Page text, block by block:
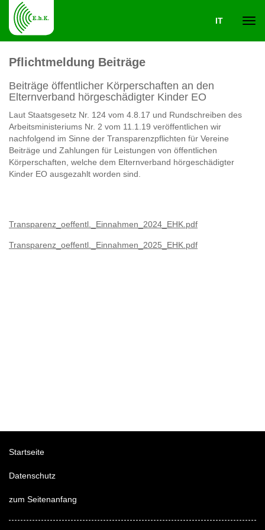
IT
Pflichtmeldung Beiträge
Beiträge öffentlicher Körperschaften an den
Elternverband hörgeschädigter Kinder EO
Laut Staatsgesetz Nr. 124 vom 4.8.17 und Rundschreiben des
Arbeitsministeriums Nr. 2 vom 11.1.19 veröffentlichen wir
nachfolgend im Sinne der Transparenzpflichten für Vereine
Beiträge und Zahlungen für Leistungen von öffentlichen
Körperschaften, welche dem Elternverband hörgeschädigter
Kinder EO ausgezahlt worden sind.
Transparenz_oeffentl._Einnahmen_2024_EHK.pdf
Transparenz_oeffentl._Einnahmen_2025_EHK.pdf
Startseite
Datenschutz
zum Seitenanfang